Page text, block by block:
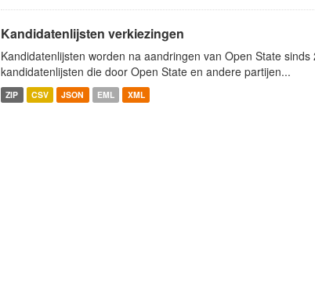
Kandidatenlijsten verkiezingen
Kandidatenlijsten worden na aandringen van Open State
kandidatenlijsten die door Open State en andere partijen...
ZIP CSV JSON EML XML